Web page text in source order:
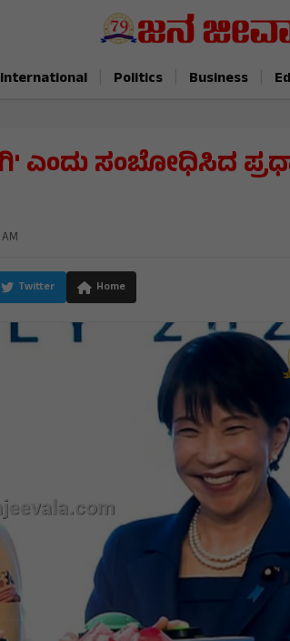
International Politics Business
ಎಂದು ಸಂಬೋಧಿಸಿದ
Twitter Home